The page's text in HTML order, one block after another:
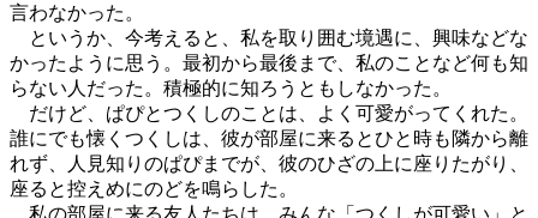
言わなかった。
というか、今考えると、私を取り囲む境遇に、興味などな
かったように思う。最初から最後まで、私のことなど何も知
らない人だった。積極的に知ろうともしなかった。
だけど、ぱぴとつくしのことは、よく可愛がってくれた。
誰にでも懐くつくしは、彼が部屋に来るとひと時も隣から離
れず、人見知りのぱぴまでが、彼のひざの上に座りたがり、
座ると控えめにのどを鳴らした。